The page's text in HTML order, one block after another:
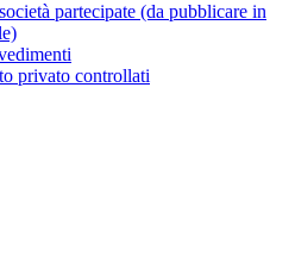
partecipate (da pubblicare in
privato controllati